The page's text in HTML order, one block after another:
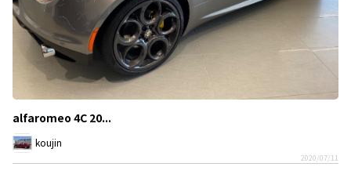
alfaromeo 4C 20...
koujin
2020/07/11